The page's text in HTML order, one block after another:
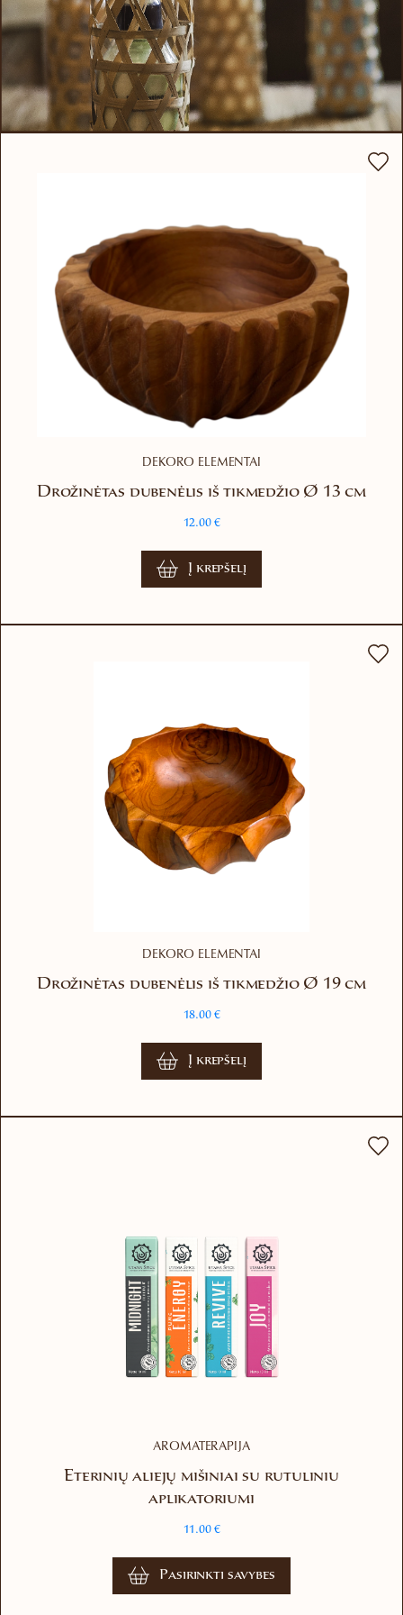
DEKORO ELEMENTAI
Drožinėtas dubenėlis iš tikmedžio Ø 13 cm
12.00 €
Į krepšelį
DEKORO ELEMENTAI
Drožinėtas dubenėlis iš tikmedžio Ø 19 cm
18.00 €
Į krepšelį
AROMATERAPIJA
Eterinių aliejų mišiniai su rutuliniu
aplikatoriumi
11.00 €
Pasirinkti savybes
This